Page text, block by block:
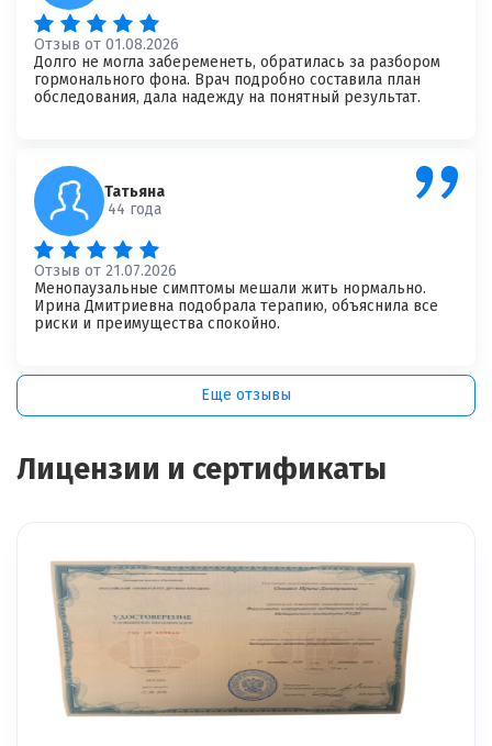
Отзыв от 01.08.2026
Долго не могла забеременеть, обратилась за разбором
гормонального фона. Врач подробно составила план
обследования, дала надежду на понятный результат.
Татьяна
44 года
Отзыв от 21.07.2026
Менопаузальные симптомы мешали жить нормально.
Ирина Дмитриевна подобрала терапию, объяснила все
риски и преимущества спокойно.
Еще отзывы
Лицензии и сертификаты
Спасибо, ваш отзыв на рассмотрении!
Оставить свой отзыв
Имя
Ваша оценка врачу
Отзыв о враче*